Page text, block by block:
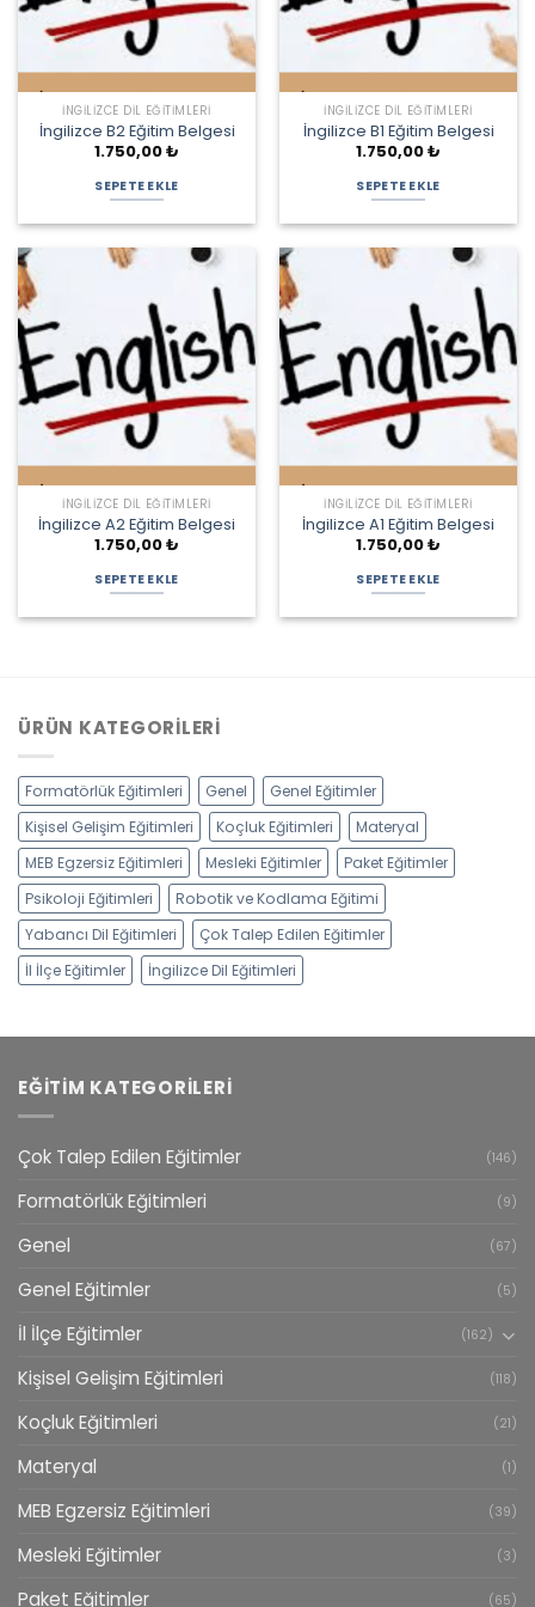
İNGILIZCE DIL EĞITIMLERI
İngilizce B2 Eğitim Belgesi
1.750,00₺
SEPETE EKLE
İNGILIZCE DIL EĞITIMLERI
İngilizce B1 Eğitim Belgesi
1.750,00₺
SEPETE EKLE
İNGILIZCE DIL EĞITIMLERI
İngilizce A2 Eğitim Belgesi
1.750,00₺
SEPETE EKLE
İNGILIZCE DIL EĞITIMLERI
İngilizce A1 Eğitim Belgesi
1.750,00₺
SEPETE EKLE
ÜRÜN KATEGORILERI
Formatörlük Eğitimleri Genel
Genel Eğitimler
Kişisel Gelişim Eğitimleri
Koçluk Eğitimleri
Materyal
MEB Egzersiz Eğitimleri
Mesleki Eğitimler
Paket Eğitimler
Psikoloji Eğitimleri
Robotik ve Kodlama Eğitimi
Yabancı Dil Eğitimleri
Çok Talep Edilen Eğitimler
İl İlçe Eğitimler
İngilizce Dil Eğitimleri
EĞITIM KATEGORILERI
Çok Talep Edilen Eğitimler (146)
Formatörlük Eğitimleri (9)
Genel (67)
Genel Eğitimler (5)
İl İlçe Eğitimler (162)
Kişisel Gelişim Eğitimleri (118)
Koçluk Eğitimleri (21)
Materyal (1)
MEB Egzersiz Eğitimleri (39)
Mesleki Eğitimler (3)
Paket Eğitimler (65)